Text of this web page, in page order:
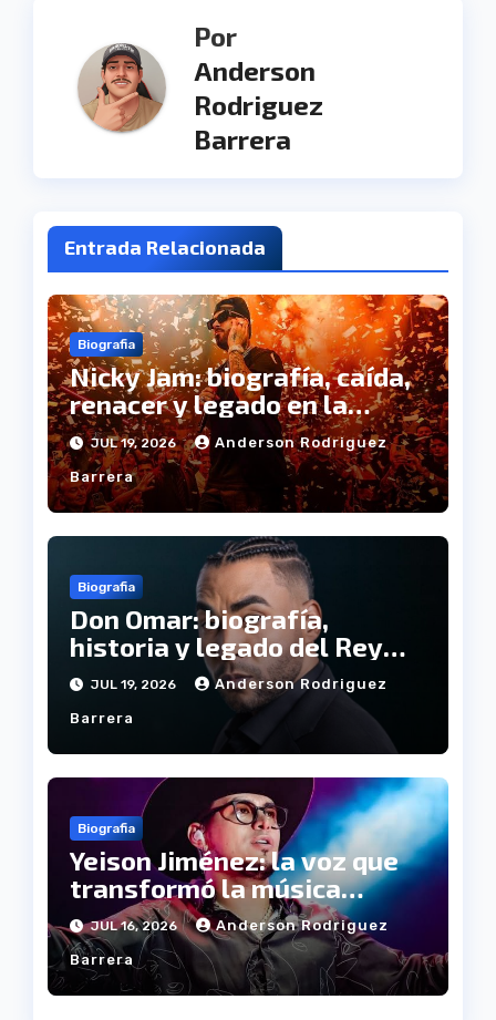
Por
Anderson
Rodriguez
Barrera
Entrada Relacionada
Biografia
Nicky Jam: biografía, caída,
renacer y legado en la
música urbana
JUL 19, 2026 Anderson Rodriguez
Barrera
Biografia
Don Omar: biografía,
historia y legado del Rey
del Reguetón
JUL 19, 2026 Anderson Rodriguez
Barrera
Biografia
Yeison Jiménez: la voz que
transformó la música
popular colombiana
JUL 16, 2026 Anderson Rodriguez
Barrera